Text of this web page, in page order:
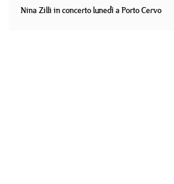
Nina Zilli in concerto lunedì a Porto Cervo